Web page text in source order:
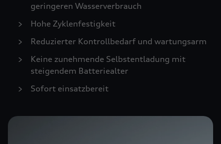
geringeren Wasserverbrauch
Hohe Zyklenfestigkeit
Reduzierter Kontrollbedarf und wartungsarm
Keine zunehmende Selbstentladung mit
steigendem Batteriealter
Sofort einsatzbereit